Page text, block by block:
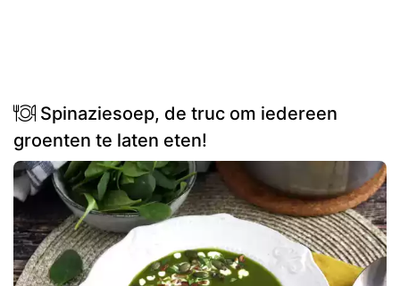
Spinaziesoep, de truc om iedereen
groenten te laten eten!